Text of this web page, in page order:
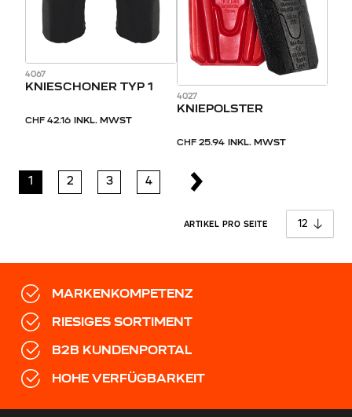
4067
KNIESCHONER TYP 1
CHF 42.16 INKL. MWST
4027
KNIEPOLSTER
CHF 25.94 INKL. MWST
1 2 3 4
ARTIKEL PRO SEITE
MARKENKOMPETENZ
RIESIGES SORTIMENT
B2B KUNDENPORTAL
HOHE VERFÜGBARKEIT